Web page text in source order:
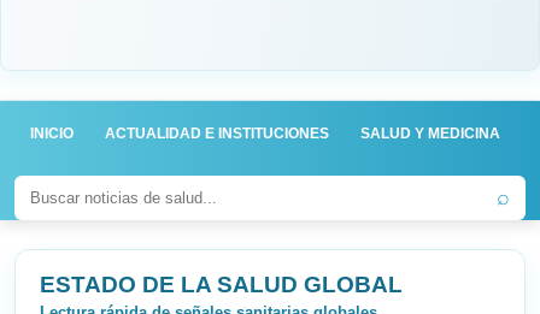
INICIO ACTUALIDAD E INSTITUCIONES SALUD Y MEDICINA
⌕
ESTADO DE LA SALUD GLOBAL